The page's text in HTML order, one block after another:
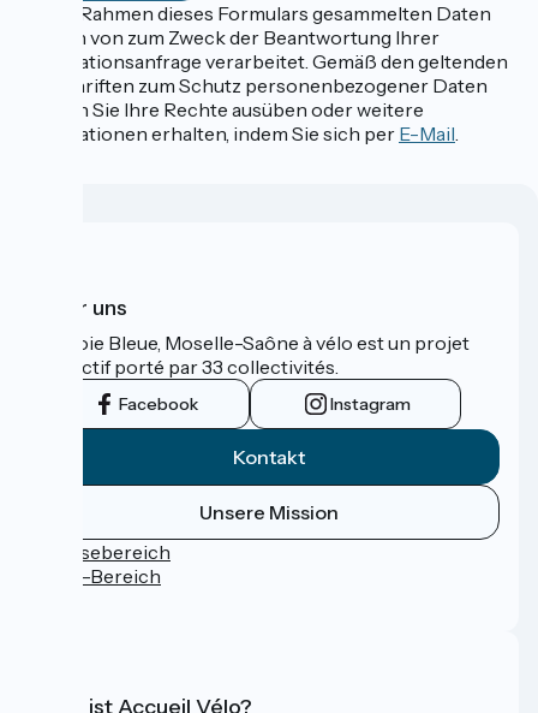
Die im Rahmen dieses Formulars gesammelten Daten
werden von zum Zweck der Beantwortung Ihrer
Informationsanfrage verarbeitet. Gemäß den geltenden
Vorschriften zum Schutz personenbezogener Daten
können Sie Ihre Rechte ausüben oder weitere
Informationen erhalten, indem Sie sich per E-Mail.
Über uns
La Voie Bleue, Moselle-Saône à vélo est un projet
collectif porté par 33 collectivités.
Facebook Instagram
Kontakt
Unsere Mission
Pressebereich
Profi-Bereich
Was ist Accueil Vélo?